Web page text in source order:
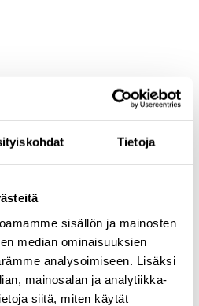
Tietoja
sisällön ja mainosten
median ominaisuuksien
analysoimiseen. Lisäksi
mainosalan ja analytiikka-
siitä, miten käytät